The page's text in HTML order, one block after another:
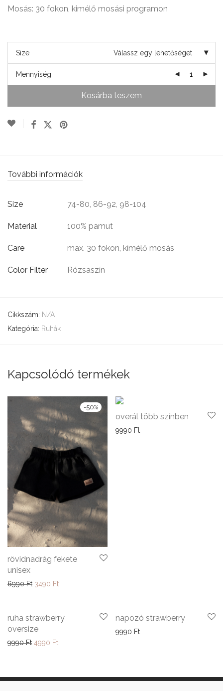
Mosás: 30 fokon, kimélő mosási programon
Size Válassz egy lehetőséget
Mennyiség
Kosárba teszem
További információk
Size 74-80, 86-92, 98-104
Material 100% pamut
Care max. 30 fokon, kímélő mosás
Color Filter Rózsaszín
Cikkszám: N/A
Kategória: Ruhák
Kapcsolódó termékek
-50%
rövidnadrág fekete
unisex
6990Ft Original price was: 6990 Ft.
3490 FtCurrent price is: 3490 Ft.
overál több színben
9990 Ft
ruha strawberry
oversize
9990Ft Original price was: 9990 Ft.
4990 FtCurrent price is: 4990 Ft.
napozó strawberry
9990 Ft